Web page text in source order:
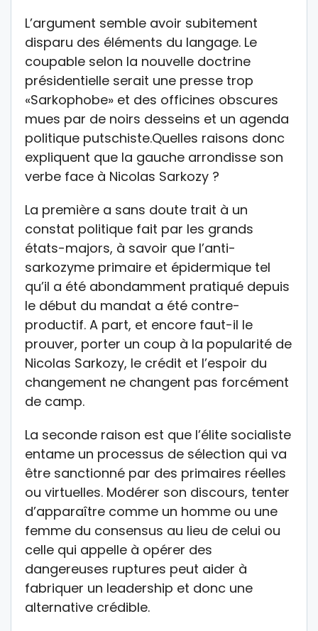
L’argument semble avoir subitement
disparu des éléments du langage. Le
coupable selon la nouvelle doctrine
présidentielle serait une presse trop
«Sarkophobe» et des officines obscures
mues par de noirs desseins et un agenda
politique putschiste.Quelles raisons donc
expliquent que la gauche arrondisse son
verbe face à Nicolas Sarkozy ?
La première a sans doute trait à un
constat politique fait par les grands
états-majors, à savoir que l’anti-
sarkozyme primaire et épidermique tel
qu’il a été abondamment pratiqué depuis
le début du mandat a été contre-
productif. A part, et encore faut-il le
prouver, porter un coup à la popularité de
Nicolas Sarkozy, le crédit et l’espoir du
changement ne changent pas forcément
de camp.
La seconde raison est que l’élite socialiste
entame un processus de sélection qui va
être sanctionné par des primaires réelles
ou virtuelles. Modérer son discours, tenter
d’apparaître comme un homme ou une
femme du consensus au lieu de celui ou
celle qui appelle à opérer des
dangereuses ruptures peut aider à
fabriquer un leadership et donc une
alternative crédible.